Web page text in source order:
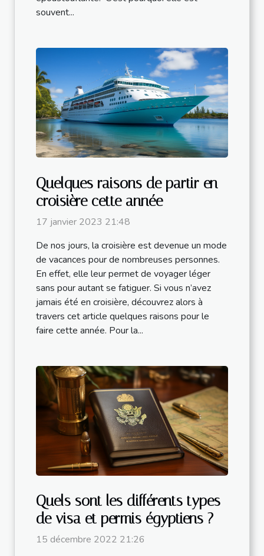
souvent...
Quelques raisons de partir en
croisière cette année
17 janvier 2023 21:48
De nos jours, la croisière est devenue un mode
de vacances pour de nombreuses personnes.
En effet, elle leur permet de voyager léger
sans pour autant se fatiguer. Si vous n’avez
jamais été en croisière, découvrez alors à
travers cet article quelques raisons pour le
faire cette année. Pour la...
Quels sont les différents types
de visa et permis égyptiens ?
15 décembre 2022 21:26